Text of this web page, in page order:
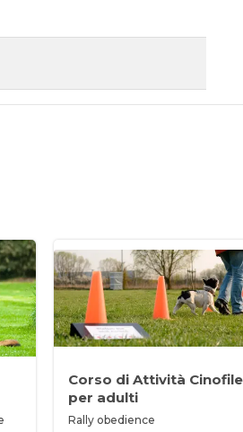
Corso di Attività Cinofile
per adulti
Rally obedience